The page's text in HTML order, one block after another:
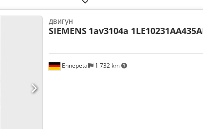
Ennepetal 1 732 km
двигун
SIEMENS 1av3104a